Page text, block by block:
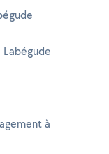
Labégude
à